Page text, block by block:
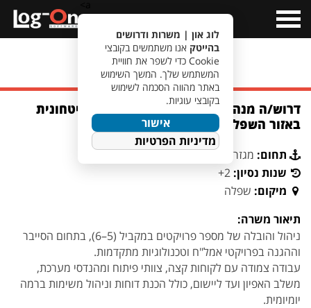
Menu
מעבר לחיפוש משרות
דרוש/ה מנהל/ת פרויקט סייבר לחברה ביטחונית
באזור השפלה
תחום: מגזר ביטחוני
שנות נסיון: 2+
מיקום: שפלה
תיאור משרה:
ניהול והובלה של מספר פרויקטים במקביל (5–6), בתחום הסייבר
וההגנה בפרויקטי אמל"ח וטכנולוגיות מתקדמות.
עבודה צמודה עם לקוחות קצה, צוותי פיתוח ומהנדסי מערכת,
משלב האפיון ועד ליישום, כולל הכנת דוחות וניהול משימות ברמה
יומיומית.
לוג און | משרות ודרושים
בהייטק אנו משתמשים בקובצי
Cookie כדי לשפר את חוויית
המשתמש שלך. המשך השימוש
באתר מהווה הסכמה לשימוש
בקובצי עוגיות.
אישור
מדיניות הפרטיות